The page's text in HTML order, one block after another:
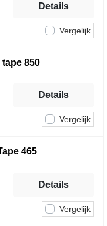
Vergelijk
Details
850
Vergelijk
Details
465
Vergelijk
Details